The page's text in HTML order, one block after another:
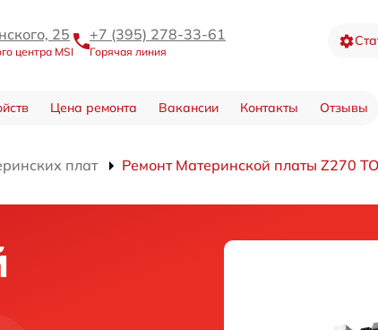
25
центра MSI
+7 (395) 278-33-61
Горячая линия
Цена ремонта Вакансии Контакты Отзывы
плат Ремонт Материнской платы Z270